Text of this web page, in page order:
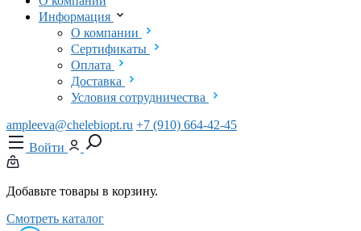
Информация
О компании
Сертификаты
Оплата
Доставка
Условия сотрудничества
ampleeva@chelebiopt.ru +7 (910) 664-42-45
Войти
Добавьте товары в корзину.
Смотреть каталог